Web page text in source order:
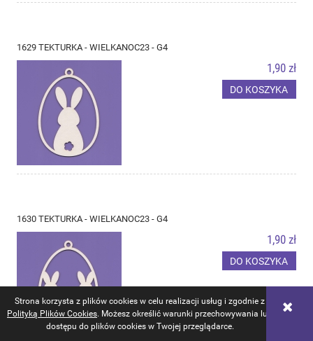
Strona korzysta z plików cookies w celu realizacji usług i zgodnie z
Polityką Plików Cookies. Możesz określić warunki przechowywania lub
dostępu do plików cookies w Twojej przeglądarce.
1629 TEKTURKA - WIELKANOC23 - G4
1,90 zł
DO KOSZYKA
1630 TEKTURKA - WIELKANOC23 - G4
1,90 zł
DO KOSZYKA